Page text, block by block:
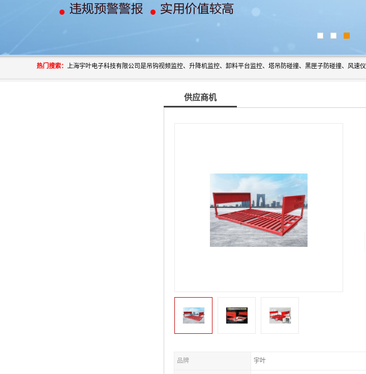
热门搜索：
供应商机
品牌 宇叶